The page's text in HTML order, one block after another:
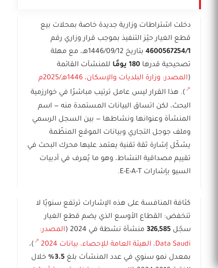
دخلت اشتراطات وزارية جديدة خاصة بمحلات بيع
قطع الغيار حيّز التنفيذ بموجب قرار وزاري رقم
4600567254/1
بتاريخ 1446/09/12هـ، مع مهلة
تصحيحية قدرها 180 يومًا
للمنشآت القائمة
(المصدر: وزارة البلديات والإسكان، 1446هـ/2025م
). هذا القرار ليس عامل ترتيب مباشرًا في خوارزمية
البحث، لكن اتساق البيانات المستمدة منه — اسم
المنشأة وعنوانها ونشاطها — بين السجل الرسمي
وملف جوجل التجاري وبيانات الموقع المنظّمة
يشكّل إشارة ثقة تقنية يعتمد عليها محرك البحث في
تقييم مصداقية النشاط، وهو ما يُعرف في أدبيات
السيو بإشارات E-E-A-T.
كثافة المنافسة على هذه الإشارات ترتفع سنويًا لا
تنخفض: القطاع الأوسع الذي يضم قطع الغيار
سجّل 326,585 منشأة نشطة في 2024 (
المصدر:
Data Saudi، الهيئة العامة للإحصاء، بيانات 2024
)،
بمعدل نمو سنوي في عدد المنشآت بلغ 3.5%
خلال